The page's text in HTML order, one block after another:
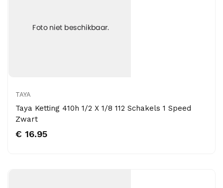
TAYA
Taya Ketting 410h 1/2 X 1/8 112 Schakels 1 Speed
Zwart
€ 16.95